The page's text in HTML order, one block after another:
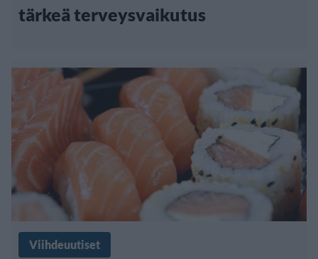
tärkeä terveysvaikutus
Viihdeuutiset